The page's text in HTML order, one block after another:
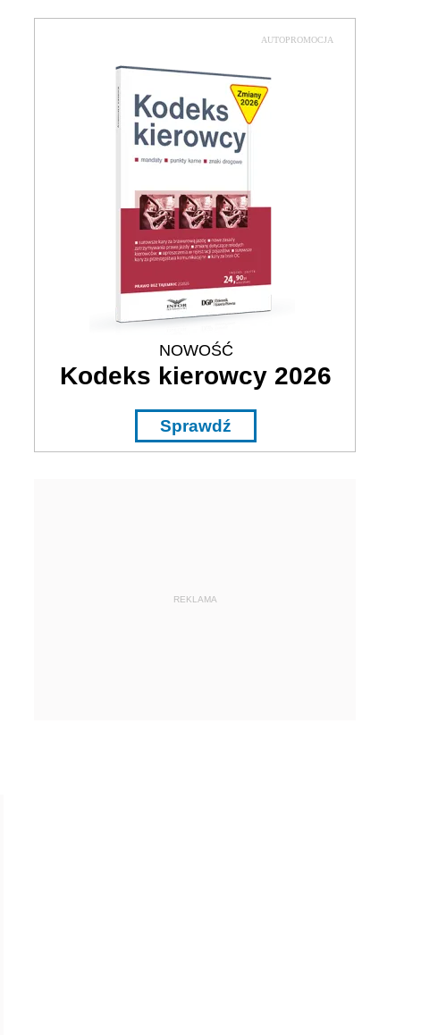
AUTOPROMOCJA
NOWOŚĆ
Kodeks kierowcy 2026
Sprawdź
REKLAMA